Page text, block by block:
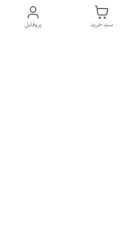
پروفایل سبد خرید